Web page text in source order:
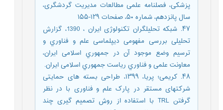
پزشکی، فصلنامه علمی مطالعات مدیریت گردشگری،
سال پانزدهم، شماره ۵۰، صفحات ۱۲۹-۱۵۵
۴۷. شبکه تحلیلگران تکنولوژی ایران ، 1390، گزارش
تحلیلی بررسی مفهومی دیپلماسی علم و فناوري و
ترسیم وضع موجود آن در جمهوري اسلامی ایران،
معاونت علمی و فناوري ریاست جمهوري اسلامی ایران.
۴۸. کریمی؛ پریا، ۱۳۹۹، طراحی بسته های حمایتی
شرکتهای مستقر در پارک علم و فناوری با در نظر
گرفتن TRL با استفاده از روش تصمیم گیری چند